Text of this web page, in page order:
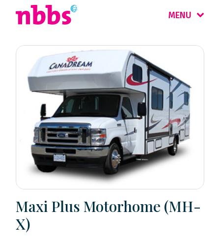
MENU
Maxi Plus Motorhome (MH-
X)